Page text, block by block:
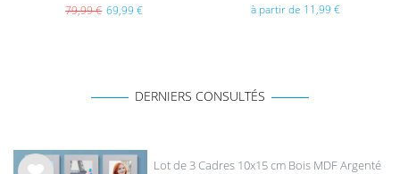
79,99 € 69,99 € à partir de 11,99 €
DERNIERS CONSULTÉS
Lot de 3 Cadres 10x15 cm Bois MDF Argenté